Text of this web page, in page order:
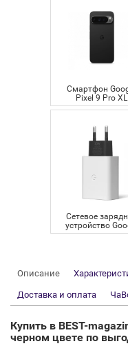
Смартфон
Pixel 9 Pro XL
16/256GB
Сетевое
устройство
USB-C Charger
Описание
Доставка и оплата
Купить в BEST-
черном цвете по